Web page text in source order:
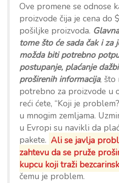
Ove promene se odnose
proizvode čija je cena do
pošiljke proizvoda.
tome što će sada čak i za
možda biti potrebno
postupanje, plaćanje
proširenih informacija, što
potrebno za proizvode u
reći ćete, “Koji je
u mnogim zemljama.
u Evropi su navikli da
pakete. Ali se javlja
zahtevu da se pruže
kupcu koji traži
čemu je problem.